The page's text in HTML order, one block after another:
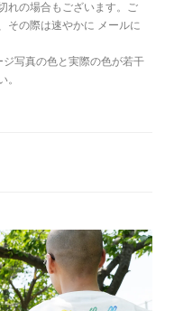
れの場合もございます。ご
その際は速やかに メールに
写真の色と実際の色が若干
。